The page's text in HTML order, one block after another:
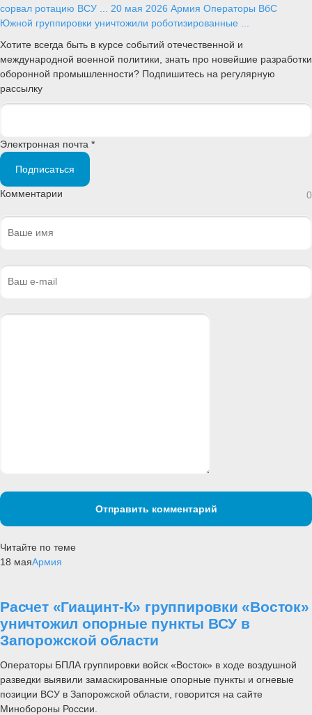
сорвал ротацию ВСУ ... 20 мая 2026 Армия Операторы ВбС
Южной группировки уничтожили роботизированные ...
Хотите всегда быть в курсе событий отечественной и
международной военной политики, знать про новейшие разработки
оборонной промышленности? Подпишитесь на регулярную
рассылку
Электронная почта *
Подписаться
Комментарии 0
Отправить комментарий
Читайте по теме
18 маяАрмия
Расчет «Гиацинт-К» группировки «Восток»
уничтожил опорные пункты ВСУ в
Запорожской области
Операторы БПЛА группировки войск «Восток» в ходе воздушной
разведки выявили замаскированные опорные пункты и огневые
позиции ВСУ в Запорожской области, говорится на сайте
Минобороны России.